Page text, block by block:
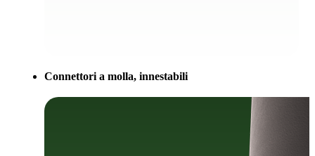
Connettori a molla, innestabili